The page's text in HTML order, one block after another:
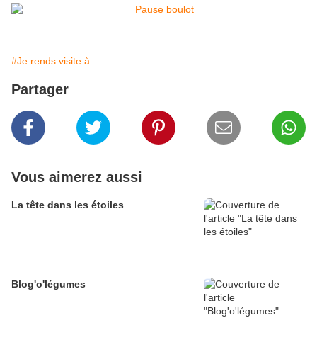
#Je rends visite à...
Partager
Vous aimerez aussi
La tête dans les étoiles
Blog'o'légumes